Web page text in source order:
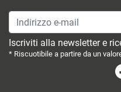
Indirizzo e-mail
Iscriviti alla newsletter e
* Riscuotibile a partire da un